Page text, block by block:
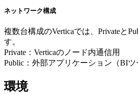
ネットワーク構成
複数台構成のVerticaでは、Privateと
す。
Private：Verticaのノード内通信用
Public：外部アプリケーション（BI
環境